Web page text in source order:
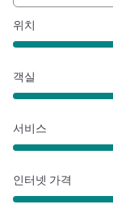
위치
객실
서비스
인터넷 가격